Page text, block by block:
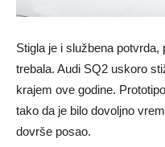
Stigla je i službena
trebala. Audi SQ2 uskoro
krajem ove godine.
tako da je bilo dovoljno
dovrše posao.